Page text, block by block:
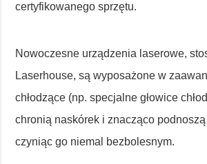
certyfikowanego sprzętu.
Nowoczesne urządzenia laserowe,
Laserhouse, są wyposażone w
chłodzące (np. specjalne głowice
chronią naskórek i znacząco
czyniąc go niemal bezbolesnym.